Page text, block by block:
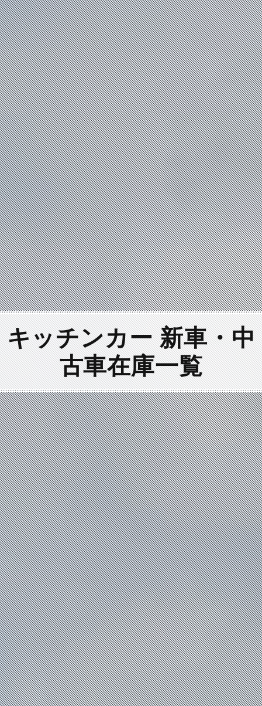
キッチンカー 新車・中
古車在庫一覧